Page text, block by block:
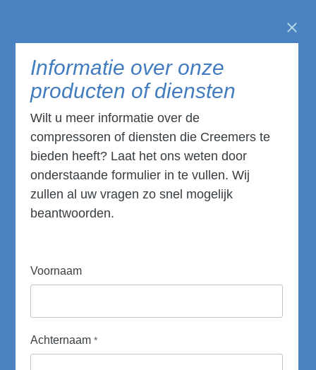
Informatie over onze
producten of diensten
Wilt u meer informatie over de
compressoren of diensten die Creemers te
bieden heeft? Laat het ons weten door
onderstaande formulier in te vullen. Wij
zullen al uw vragen zo snel mogelijk
beantwoorden.
Voornaam
Achternaam*